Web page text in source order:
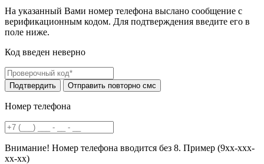
На указанный Вами номер телефона выслано сообщение с
верификационным кодом. Для подтверждения введите его в
поле ниже.
Код введен неверно
Номер телефона
Внимание! Номер телефона вводится без 8. Пример (9хх-ххх-
хх-хх)